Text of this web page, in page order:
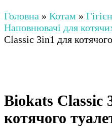
аксесуари та догляд за
Україні
Головна » Котам »
Наповнювачі для
Classic 3in1 для
Biokats Classic
котячого